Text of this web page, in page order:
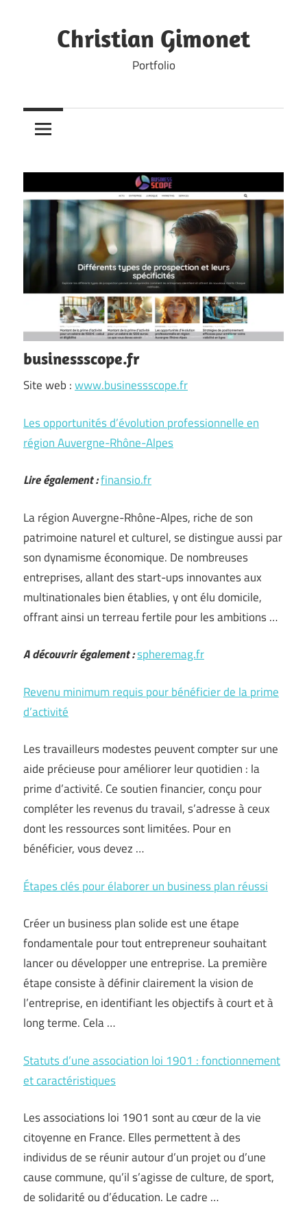
contentChristian Gimonet
Portfolio
businessscope.fr
Site web :www.businessscope.fr
Les opportunités d’évolution professionnelle en
région Auvergne-Rhône-Alpes
Lire également :finansio.fr
La région Auvergne-Rhône-Alpes, riche de son
patrimoine naturel et culturel, se distingue aussi par
son dynamisme économique. De nombreuses
entreprises, allant des start-ups innovantes aux
multinationales bien établies, y ont élu domicile,
offrant ainsi un terreau fertile pour les ambitions …
A découvrir également :spheremag.fr
Revenu minimum requis pour bénéficier de la prime
d’activité
Les travailleurs modestes peuvent compter sur une
aide précieuse pour améliorer leur quotidien : la
prime d’activité. Ce soutien financier, conçu pour
compléter les revenus du travail, s’adresse à ceux
dont les ressources sont limitées. Pour en
bénéficier, vous devez …
Étapes clés pour élaborer un business plan réussi
Créer un business plan solide est une étape
fondamentale pour tout entrepreneur souhaitant
lancer ou développer une entreprise. La première
étape consiste à définir clairement la vision de
l’entreprise, en identifiant les objectifs à court et à
long terme. Cela …
Statuts d’une association loi 1901 : fonctionnement
et caractéristiques
Les associations loi 1901 sont au cœur de la vie
citoyenne en France. Elles permettent à des
individus de se réunir autour d’un projet ou d’une
cause commune, qu’il s’agisse de culture, de sport,
de solidarité ou d’éducation. Le cadre …